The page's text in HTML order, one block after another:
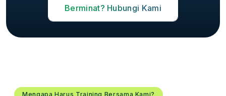
Berminat? Hubungi Kami
Mengapa Harus Training Bersama Kami?